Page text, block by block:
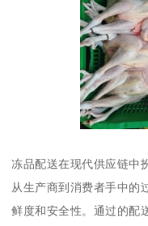
冻品配送在现代供应链中
从生产商到消费者手中的
鲜度和安全性。通过的配